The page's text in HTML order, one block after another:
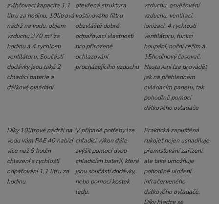
zvlhčovací kapacita 1,1
litru za hodinu, 10litrová
nádrž na vodu, objem
vzduchu 370 m³ za
hodinu a 4 rychlosti
ventilátoru. Součástí
dodávky jsou také 2
chladicí baterie a
dálkové ovládání.
otevřená struktura
voštinového filtru
obzvláště dobré
odpařovací vlastnosti
pro přirozené
ochlazování
procházejícího vzduchu
vzduchu, osvěžování
vzduchu, ventilaci,
ionizaci, 4 rychlosti
ventilátoru, funkci
houpání, noční režim a
15hodinový časovač.
Nastavení lze provádět
jak na přehledném
ovládacím panelu, tak
pohodlně pomocí
dálkového ovladače
Díky 10litrové nádrži na
vodu vám PAE 40 nabízí
více než 9 hodin
chlazení s rychlostí
odpařování 1,1 litru za
hodinu
V případě potřeby lze
chladicí výkon dále
zvýšit pomocí dvou
chladicích baterií, které
jsou součástí dodávky,
nebo pomocí kostek
ledu.
Praktická zapuštěná
rukojeť nejen usnadňuje
přemisťování zařízení,
ale také umožňuje
pohodlné uložení
infračerveného
dálkového ovladače.
Díky hladce se